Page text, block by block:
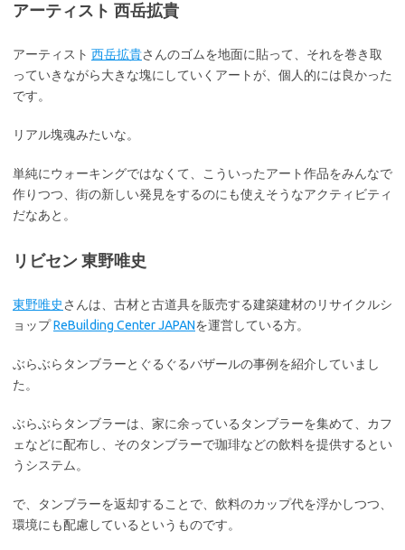
アーティスト 西岳拡貴
アーティスト 西岳拡貴さんのゴムを地面に貼って、それを巻き取
っていきながら大きな塊にしていくアートが、個人的には良かった
です。
リアル塊魂みたいな。
単純にウォーキングではなくて、こういったアート作品をみんなで
作りつつ、街の新しい発見をするのにも使えそうなアクティビティ
だなあと。
リビセン 東野唯史
東野唯史 さんは、古材と古道具を販売する建築建材のリサイクルシ
ョップReBuilding Center JAPANを運営している方。
ぶらぶらタンブラーとぐるぐるバザールの事例を紹介していまし
た。
ぶらぶらタンブラーは、家に余っているタンブラーを集めて、カフ
ェなどに配布し、そのタンブラーで珈琲などの飲料を提供するとい
うシステム。
で、タンブラーを返却することで、飲料のカップ代を浮かしつつ、
環境にも配慮しているというものです。